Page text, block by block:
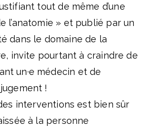
tout de même d’une
l’anatomie » et publié par un
dans le domaine de la
invite pourtant à craindre de
un·e médecin et de
!
interventions est bien sûr
à la personne